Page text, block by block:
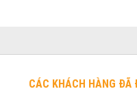
CÁC KHÁCH HÀNG ĐÃ